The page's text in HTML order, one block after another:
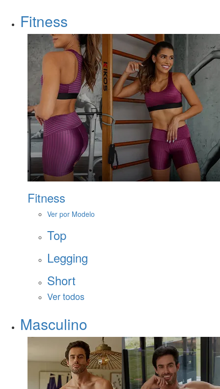
Fitness
Fitness
Ver por Modelo
Top
Legging
Short
Ver todos
Masculino